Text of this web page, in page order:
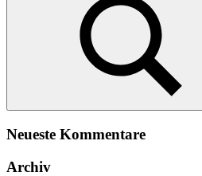
Suchen
Neueste Kommentare
Archiv